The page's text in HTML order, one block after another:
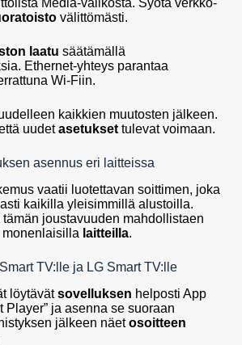
Media-valikosta. Syötä verkko-
välittömästi.
laatu säätämällä
Ethernet-yhteys parantaa
Wi-Fiin.
kaikkien muutosten jälkeen.
uudetasetukset tulevat voimaan.
asennus eri laitteissa
vaatii luotettavan soittimen, joka
kaikilla yleisimmillä alustoilla.
joustavuuden mahdollistaen
monenlaisilla laitteilla.
TV:lle ja LG Smart TV:lle
löytävätsovelluksen helposti App
Player” ja asenna se suoraan
jälkeen näetosoitteen